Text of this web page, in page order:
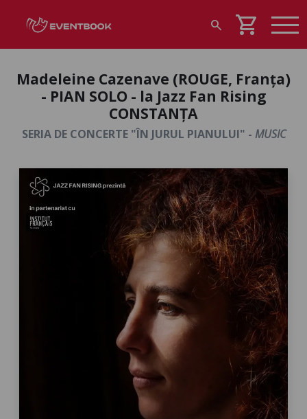
search shopping_cart
Madeleine Cazenave (ROUGE, Franța)
- PIAN SOLO - la Jazz Fan Rising
CONSTANȚA
SERIA DE CONCERTE "ÎN JURUL PIANULUI" - MUSIC